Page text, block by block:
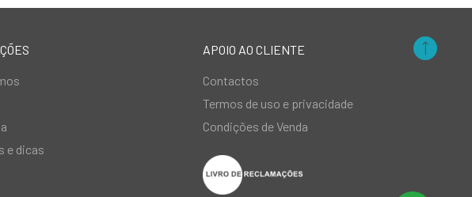
e dicas
APOIO AO CLIENTE
Contactos
Termos de uso e privacidade
Condições de Venda